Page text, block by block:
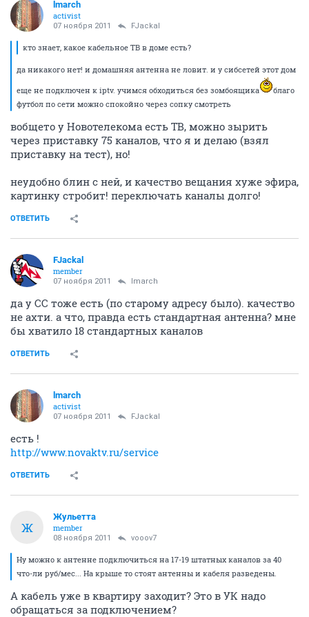
lmarch
activist
07 ноября 2011 FJackal
кто знает, какое кабельное ТВ в доме есть?
да никакого нет! и домашняя антенна не ловит. и у сибсетей этот дом
еще не подключен к iptv. учимся обходиться без зомбоящика
благо
футбол по сети можно спокойно через сопку смотреть
вобщето у Новотелекома есть ТВ, можно зырить
через приставку 75 каналов, что я и делаю (взял
приставку на тест), но!
неудобно блин с ней, и качество вещания хуже эфира,
картинку стробит! переключать каналы долго!
ОТВЕТИТЬ
FJackal
member
07 ноября 2011 lmarch
да у СС тоже есть (по старому адресу было). качество
не ахти. а что, правда есть стандартная антенна? мне
бы хватило 18 стандартных каналов
ОТВЕТИТЬ
lmarch
activist
07 ноября 2011 FJackal
есть !
http://www.novaktv.ru/service
ОТВЕТИТЬ
Ж
Жульетта
member
08 ноября 2011 vooov7
Ну можно к антенне подключиться на 17-19 штатных каналов за 40
что-ли руб/мес... На крыше то стоят антенны и кабеля разведены.
А кабель уже в квартиру заходит? Это в УК надо
обращаться за подключением?